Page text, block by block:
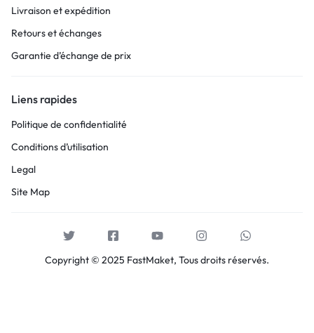
Livraison et expédition
Retours et échanges
Garantie d’échange de prix
Liens rapides
Politique de confidentialité
Conditions d’utilisation
Legal
Site Map
Copyright © 2025 FastMaket, Tous droits réservés.